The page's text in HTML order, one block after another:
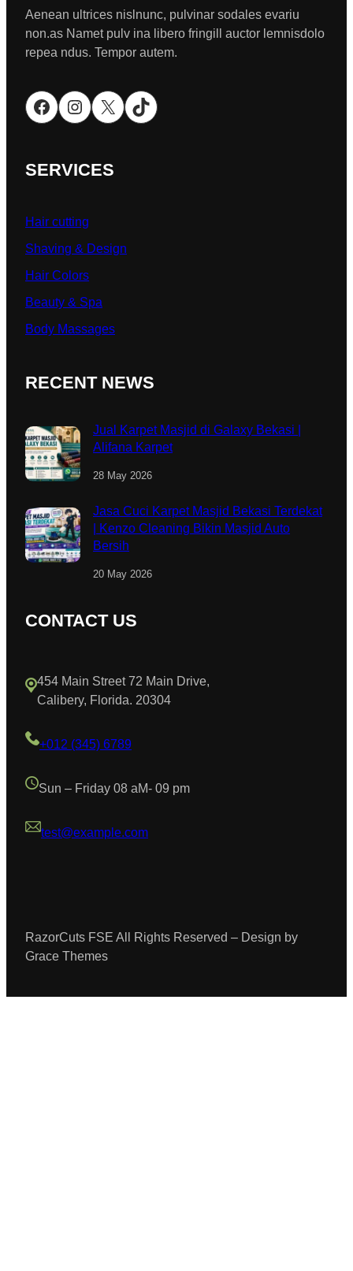
Aenean ultrices nislnunc, pulvinar sodales evariu
non.as Namet pulv ina libero fringill auctor lemnisdolo
repea ndus. Tempor autem.
Facebook Instagram X TikTok
SERVICES
Hair cutting
Shaving & Design
Hair Colors
Beauty & Spa
Body Massages
RECENT NEWS
Jual Karpet Masjid di Galaxy Bekasi |
Alifana Karpet
28 May 2026
Jasa Cuci Karpet Masjid Bekasi Terdekat
| Kenzo Cleaning Bikin Masjid Auto
Bersih
20 May 2026
CONTACT US
454 Main Street 72 Main Drive,
Calibery, Florida. 20304
+012 (345) 6789
Sun – Friday 08 aM- 09 pm
test@example.com
RazorCuts FSE All Rights Reserved – Design by
Grace Themes